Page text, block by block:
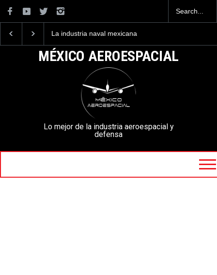
La industria naval mexicana
la Armada de México
mexicanos cuesta 2.9
millones de dólares
MÉXICO AEROESPACIAL
Lo mejor de la industria aeroespacial y
defensa